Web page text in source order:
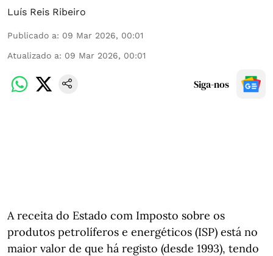
Luís Reis Ribeiro
Publicado a: 09 Mar 2026, 00:01
Atualizado a: 09 Mar 2026, 00:01
Siga-nos
A receita do Estado com Imposto sobre os
produtos petrolíferos e energéticos (ISP) está no
maior valor de que há registo (desde 1993), tendo